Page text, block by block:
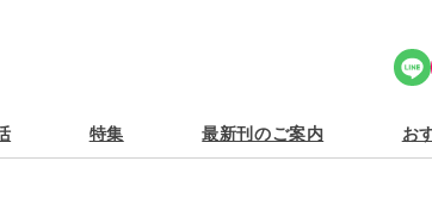
Share Icon
特集 最新刊のご案内 お